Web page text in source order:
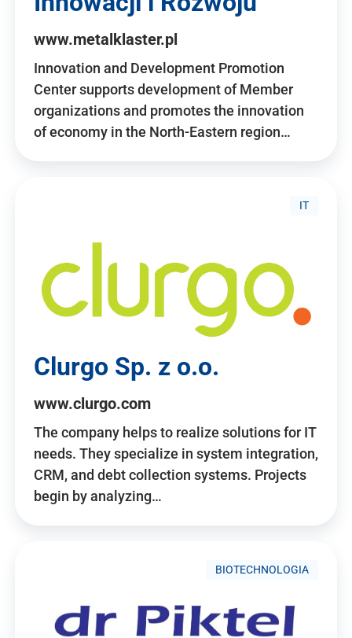
www.metalklaster.pl
Innovation and Development Promotion
Center supports development of Member
organizations and promotes the innovation
of economy in the North-Eastern region…
IT
Clurgo Sp. z o.o.
www.clurgo.com
The company helps to realize solutions for IT
needs. They specialize in system integration,
CRM, and debt collection systems. Projects
begin by analyzing…
BIOTECHNOLOGIA